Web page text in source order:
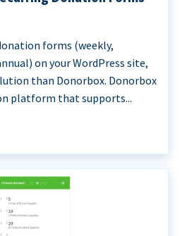
forms (weekly,
on your WordPress site,
than Donorbox. Donorbox
platform that supports...